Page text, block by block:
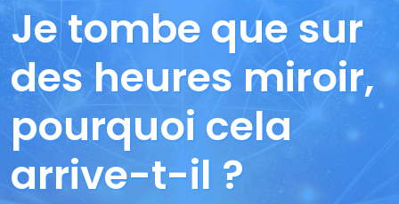
Je tombe que sur
des heures miroir,
pourquoi cela
arrive-t-il ?